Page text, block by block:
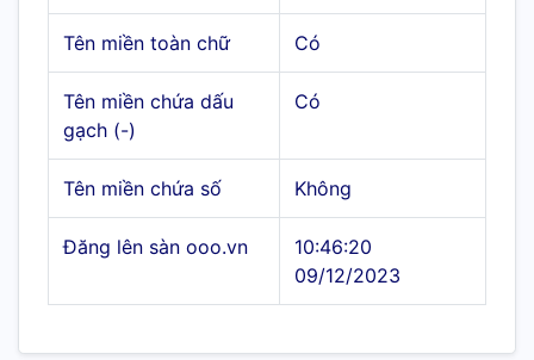
Tên miền toàn chữ Có
Tên miền chứa dấu
gạch (-)
Có
Tên miền chứa số Không
Đăng lên sàn ooo.vn
10:46:20
09/12/2023